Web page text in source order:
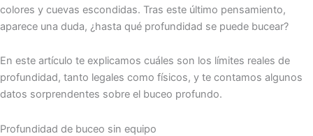
colores y cuevas escondidas. Tras este último pensamiento,
aparece una duda, ¿hasta qué profundidad se puede bucear?
En este artículo te explicamos cuáles son los límites reales de
profundidad, tanto legales como físicos, y te contamos algunos
datos sorprendentes sobre el buceo profundo.
Profundidad de buceo sin equipo